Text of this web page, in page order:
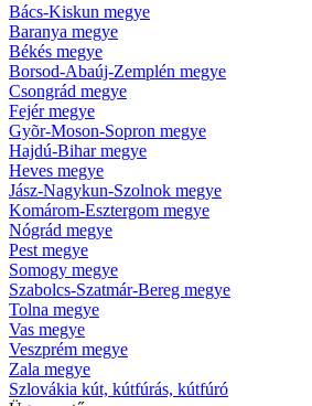
Bács-Kiskun megye
Baranya megye
Békés megye
Borsod-Abaúj-Zemplén megye
Csongrád megye
Fejér megye
Gyõr-Moson-Sopron megye
Hajdú-Bihar megye
Heves megye
Jász-Nagykun-Szolnok megye
Komárom-Esztergom megye
Nógrád megye
Pest megye
Somogy megye
Szabolcs-Szatmár-Bereg megye
Tolna megye
Vas megye
Veszprém megye
Zala megye
Szlovákia kút, kútfúrás, kútfúró